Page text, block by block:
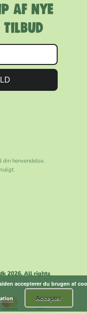
af nye
tilbud
henvendelse.
2026. All rights
accepterer du brugen af
Accepter